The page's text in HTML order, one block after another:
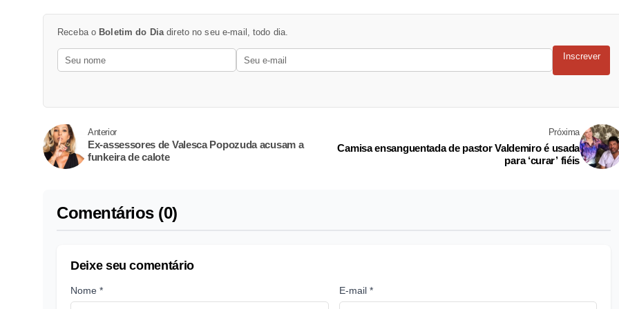
Receba o Boletim do Diadireto no seu e-mail, todo dia.
Inscrever
Anterior
Ex-assessores de Valesca Popozuda acusam a
funkeira de calote
Próxima
Camisa ensanguentada de pastor Valdemiro é usada
para ‘curar’ fiéis
Comentários (0)
Deixe seu comentário
Nome * E-mail *